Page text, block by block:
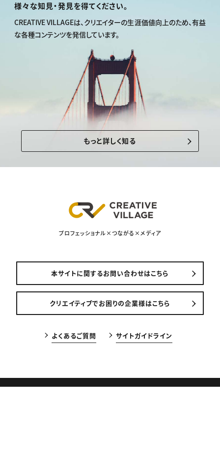
様々な知見・発見を得てください。
CREATIVE VILLAGEは、 クリエイターの生涯価値向上のため、有益
な各種コンテンツを発信しています。
もっと詳しく知る
プロフェッショナル×つながる×メディア
本サイトに関するお問い合わせはこちら
クリエイティブでお困りの企業様はこちら
よくあるご質問 サイトガイドライン